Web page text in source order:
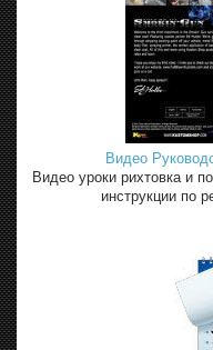
Видео
Видео уроки рихтовка и
инструкции по